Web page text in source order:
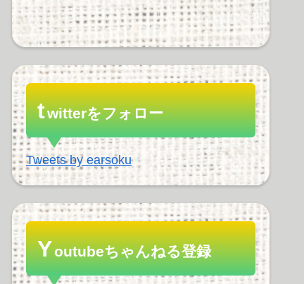
twitterをフォロー
Tweets by earsoku
Youtubeちゃんねる登録